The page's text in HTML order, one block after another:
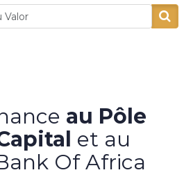
au Pôle
et au
Of Africa